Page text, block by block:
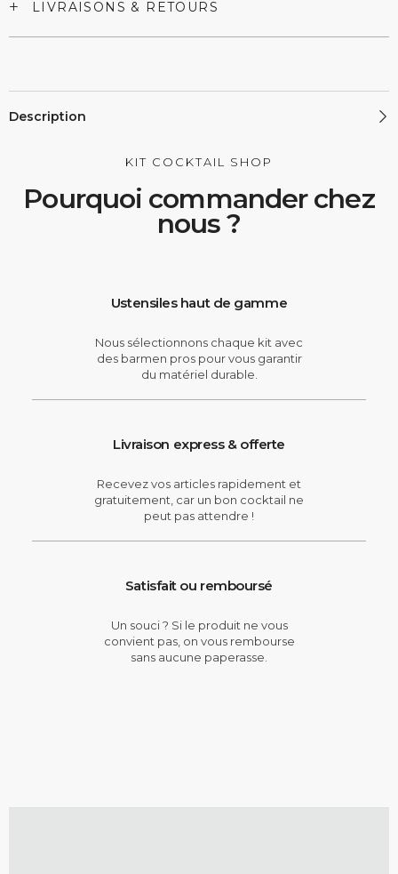
+ LIVRAISONS & RETOURS
Description
KIT COCKTAIL SHOP
Pourquoi commander chez
nous ?
Ustensiles haut de gamme
Nous sélectionnons chaque kit avec
des barmen pros pour vous garantir
du matériel durable.
Livraison express & offerte
Recevez vos articles rapidement et
gratuitement, car un bon cocktail ne
peut pas attendre !
Satisfait ou remboursé
Un souci ? Si le produit ne vous
convient pas, on vous rembourse
sans aucune paperasse.